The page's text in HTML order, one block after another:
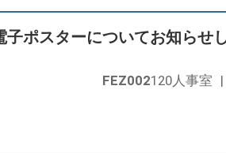
ポスターについてお知らせし
FEZ002120人事室 |